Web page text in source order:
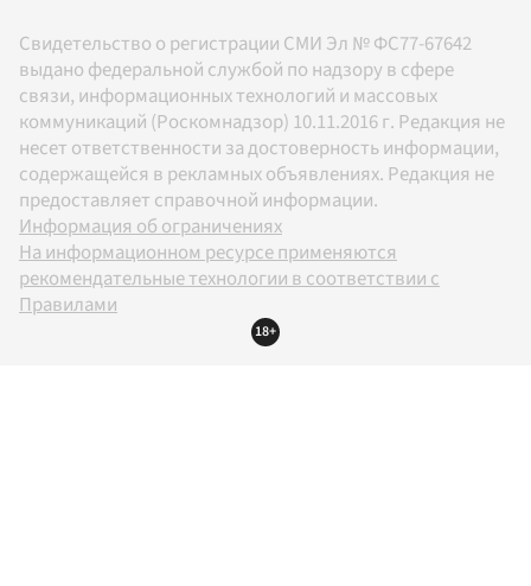
Свидетельство о регистрации СМИ Эл № ФС77-67642
выдано федеральной службой по надзору в сфере
связи, информационных технологий и массовых
коммуникаций (Роскомнадзор) 10.11.2016 г. Редакция не
несет ответственности за достоверность информации,
содержащейся в рекламных объявлениях. Редакция не
предоставляет справочной информации.
Информация об ограничениях
На информационном ресурсе применяются
рекомендательные технологии в соответствии с
Правилами
18+